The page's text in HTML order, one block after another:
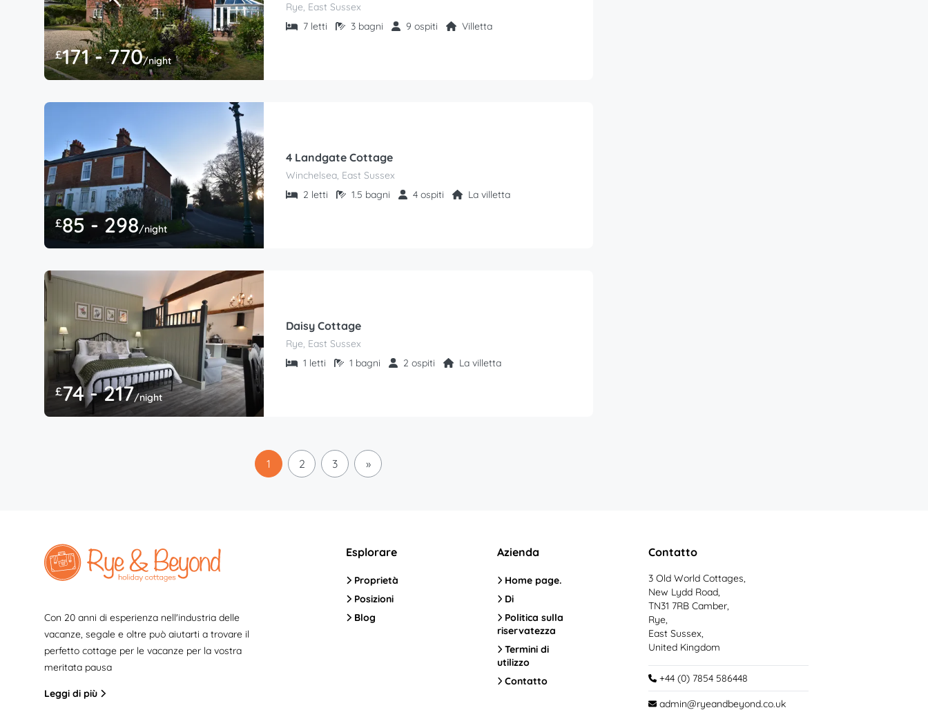
£171 - 770/night
Rye, East Sussex
7 letti
3 bagni 9 ospiti Villetta
£85 - 298/night
4 Landgate Cottage
Winchelsea, East Sussex
2 letti
1.5 bagni 4 ospiti La villetta
£74 - 217/night
Daisy Cottage
Rye, East Sussex
1 letti
1 bagni 2 ospiti La villetta
1 2 3 »
Con 20 anni di esperienza nell'industria delle
vacanze, segale e oltre può aiutarti a trovare il
perfetto cottage per le vacanze per la vostra
meritata pausa
Leggi di più
Esplorare
Proprietà
Posizioni
Blog
Azienda
Home page.
Di
Politica sulla
riservatezza
Termini di
utilizzo
Contatto
Contatto
3 Old World Cottages,
New Lydd Road,
TN31 7RB Camber,
Rye,
East Sussex,
United Kingdom
+44 (0) 7854 586448
admin@ryeandbeyond.co.uk